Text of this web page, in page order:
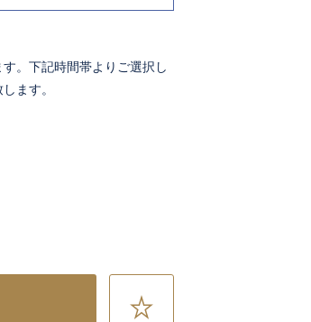
。下記時間帯よりご選択し
ます。
お